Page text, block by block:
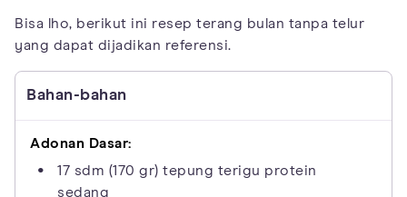
Bisa lho, berikut ini resep terang bulan tanpa telur
yang dapat dijadikan referensi.
Bahan-bahan
Adonan Dasar:
17 sdm (170 gr) tepung terigu protein
sedang